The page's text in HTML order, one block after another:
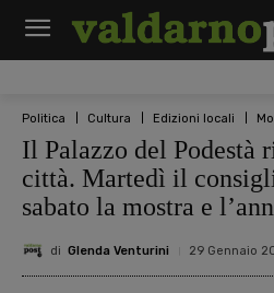
Politica Cultura Edizioni locali
Il Palazzo del Podestà
città. Martedì il
sabato la mostra e
di Glenda Venturini 29 Gennaio